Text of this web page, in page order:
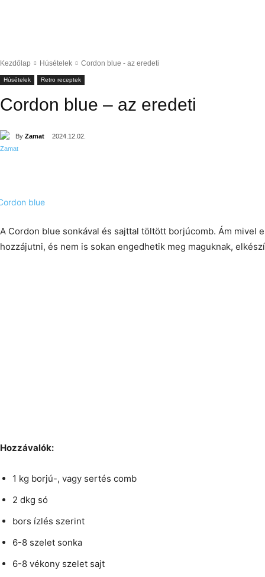
Kezdőlap Húsételek Cordon blue - az eredeti
Húsételek Retro receptek
Cordon blue – az eredeti
By Zamat 2024.12.02.
A Cordon blue sonkával és sajttal töltött borjúcomb. Ám mivel
hozzájutni, és nem is sokan engedhetik meg maguknak,
Hozzávalók:
1 kg borjú-, vagy sertés comb
2 dkg só
bors ízlés szerint
6-8 szelet sonka
6-8 vékony szelet sajt